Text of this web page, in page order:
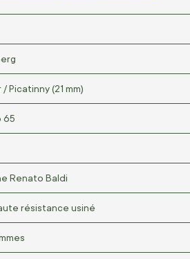
Picatinny (21 mm)
65
Renato Baldi
résistance usiné